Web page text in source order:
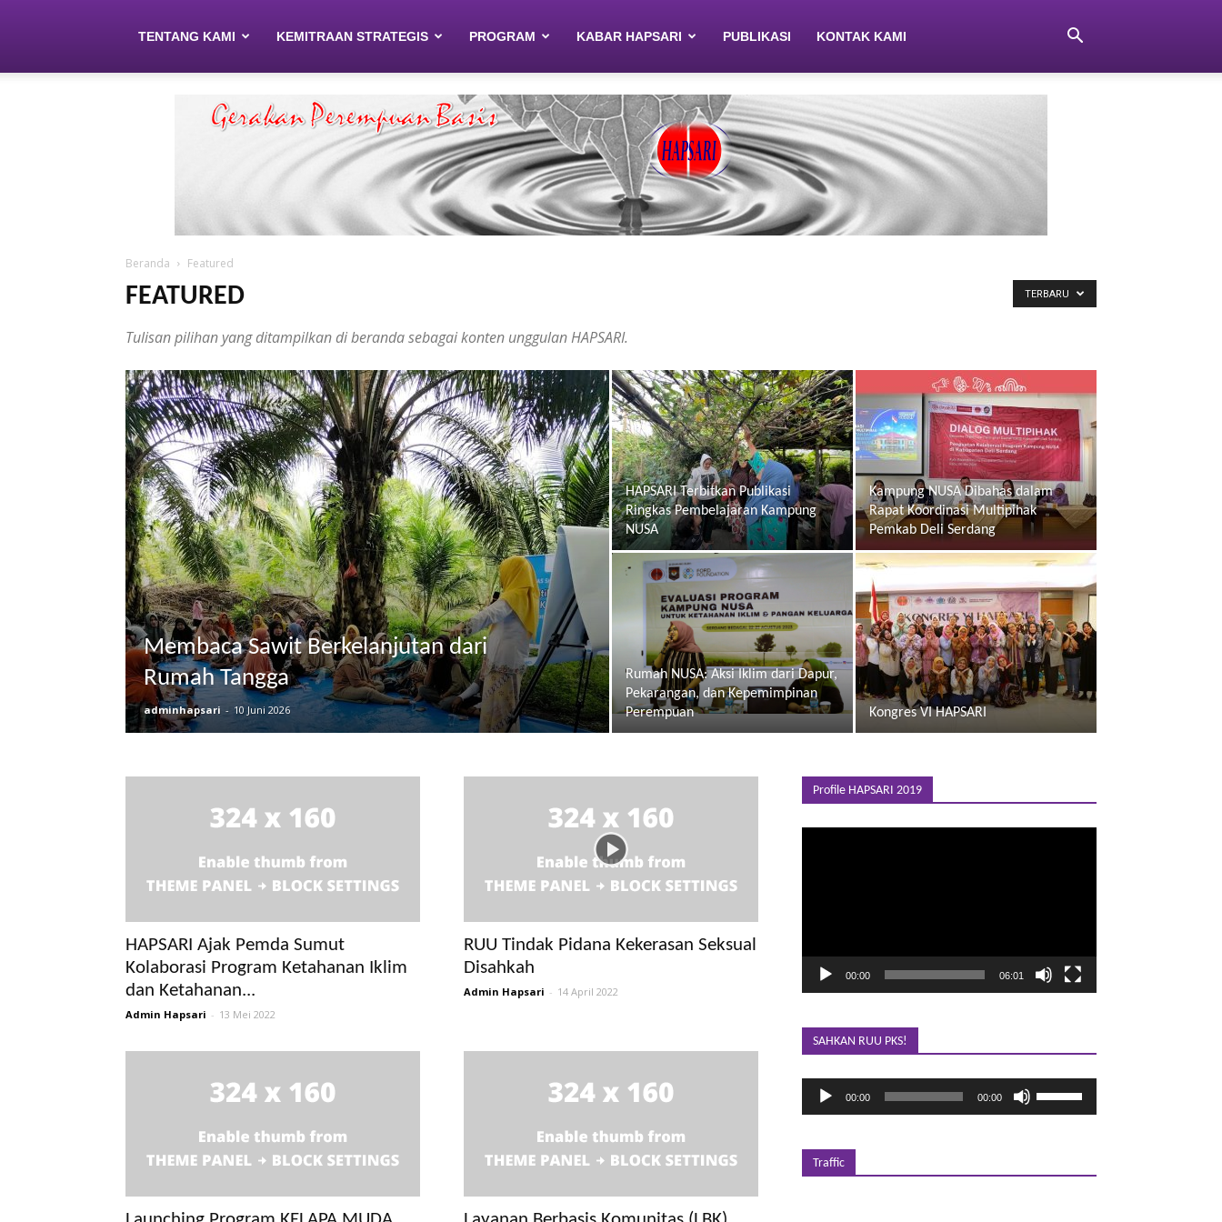
TENTANG KAMI KEMITRAAN STRATEGIS PROGRAM KABAR HAPSARI PUBLIKASI KONTAK KAMI
Beranda Featured
FEATURED
Tulisan pilihan yang ditampilkan di beranda sebagai konten unggulan HAPSARI.
TERBARU
Membaca Sawit Berkelanjutan dari
Rumah Tangga
adminhapsari - 10 Juni 2026
HAPSARI Terbitkan Publikasi
Ringkas Pembelajaran Kampung
NUSA
Kampung NUSA Dibahas dalam
Rapat Koordinasi Multipihak
Pemkab Deli Serdang
Rumah NUSA: Aksi Iklim dari Dapur,
Pekarangan, dan Kepemimpinan
Perempuan
Kongres VI HAPSARI
HAPSARI Ajak Pemda Sumut
Kolaborasi Program Ketahanan Iklim
dan Ketahanan...
Admin Hapsari - 13 Mei 2022
RUU Tindak Pidana Kekerasan Seksual
Disahkah
Admin Hapsari - 14 April 2022
Profile HAPSARI 2019
00:00 06:01
SAHKAN RUU PKS!
Pemutar
Audio
00:00 00:00
Anak
menaikkan
Traffic